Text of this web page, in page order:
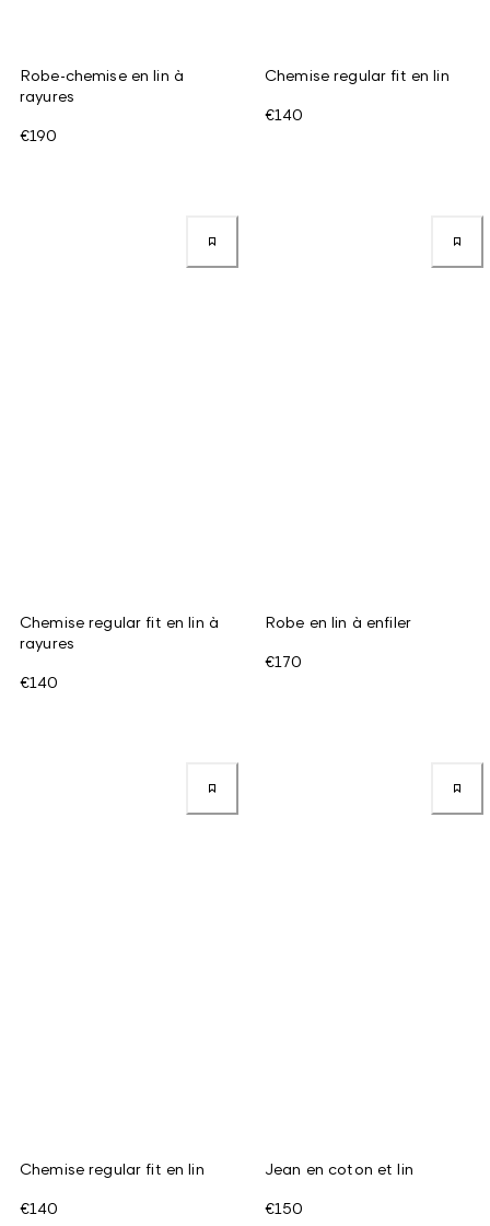
Robe-chemise en lin à
rayures
€190
Chemise regular fit en lin
€140
Chemise regular fit en lin à
rayures
€140
Robe en lin à enfiler
€170
Chemise regular fit en lin
€140
Jean en coton et lin
€150